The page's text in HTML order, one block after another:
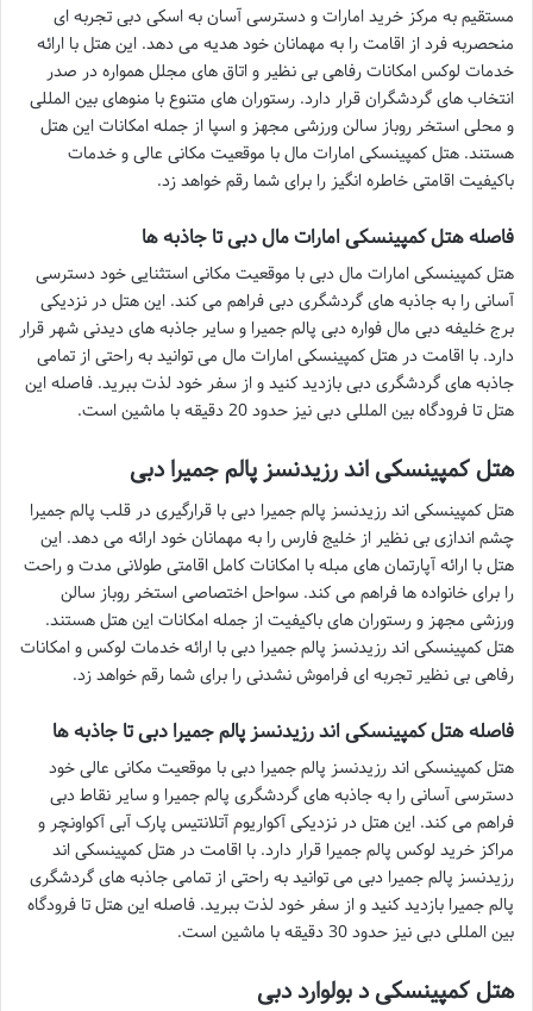
مستقیم به مرکز خرید امارات و دسترسی آسان به اسکی دبی تجربه ای
منحصربه فرد از اقامت را به مهمانان خود هدیه می دهد. این هتل با ارائه
خدمات لوکس امکانات رفاهی بی نظیر و اتاق های مجلل همواره در صدر
انتخاب های گردشگران قرار دارد. رستوران های متنوع با منوهای بین المللی
و محلی استخر روباز سالن ورزشی مجهز و اسپا از جمله امکانات این هتل
هستند. هتل کمپینسکی امارات مال با موقعیت مکانی عالی و خدمات
باکیفیت اقامتی خاطره انگیز را برای شما رقم خواهد زد.
فاصله هتل کمپینسکی امارات مال دبی تا جاذبه ها
هتل کمپینسکی امارات مال دبی با موقعیت مکانی استثنایی خود دسترسی
آسانی را به جاذبه های گردشگری دبی فراهم می کند. این هتل در نزدیکی
برج خلیفه دبی مال فواره دبی پالم جمیرا و سایر جاذبه های دیدنی شهر قرار
دارد. با اقامت در هتل کمپینسکی امارات مال می توانید به راحتی از تمامی
جاذبه های گردشگری دبی بازدید کنید و از سفر خود لذت ببرید. فاصله این
هتل تا فرودگاه بین المللی دبی نیز حدود 20 دقیقه با ماشین است.
هتل کمپینسکی اند رزیدنسز پالم جمیرا دبی
هتل کمپینسکی اند رزیدنسز پالم جمیرا دبی با قرارگیری در قلب پالم جمیرا
چشم اندازی بی نظیر از خلیج فارس را به مهمانان خود ارائه می دهد. این
هتل با ارائه آپارتمان های مبله با امکانات کامل اقامتی طولانی مدت و راحت
را برای خانواده ها فراهم می کند. سواحل اختصاصی استخر روباز سالن
ورزشی مجهز و رستوران های باکیفیت از جمله امکانات این هتل هستند.
هتل کمپینسکی اند رزیدنسز پالم جمیرا دبی با ارائه خدمات لوکس و امکانات
رفاهی بی نظیر تجربه ای فراموش نشدنی را برای شما رقم خواهد زد.
فاصله هتل کمپینسکی اند رزیدنسز پالم جمیرا دبی تا جاذبه ها
هتل کمپینسکی اند رزیدنسز پالم جمیرا دبی با موقعیت مکانی عالی خود
دسترسی آسانی را به جاذبه های گردشگری پالم جمیرا و سایر نقاط دبی
فراهم می کند. این هتل در نزدیکی آکواریوم آتلانتیس پارک آبی آکواونچر و
مراکز خرید لوکس پالم جمیرا قرار دارد. با اقامت در هتل کمپینسکی اند
رزیدنسز پالم جمیرا دبی می توانید به راحتی از تمامی جاذبه های گردشگری
پالم جمیرا بازدید کنید و از سفر خود لذت ببرید. فاصله این هتل تا فرودگاه
بین المللی دبی نیز حدود 30 دقیقه با ماشین است.
هتل کمپینسکی د بولوارد دبی